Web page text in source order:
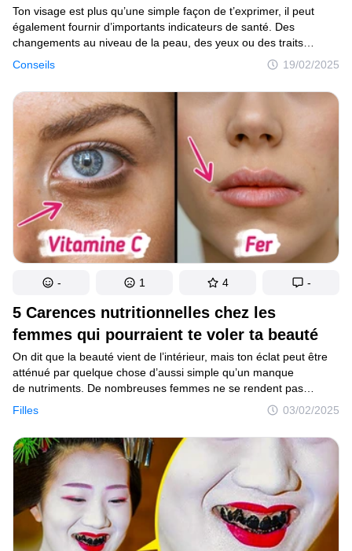
Conseils 19/02/2025
Ton visage est plus qu’une simple façon de t’exprimer, il peut
également fournir d’importants indicateurs de santé. Des
changements au niveau de la peau, des yeux ou des traits
du visage peuvent signaler des problèmes de santé sous-jacents.
En prêtant attention à ces signes, tu peux repérer rapidement
des affections potentielles, ce qui t’offre une occasion précieuse
de poser un diagnostic et de recevoir un traitement.
5 Carences nutritionnelles chez les
femmes qui pourraient te voler ta beauté
Filles 03/02/2025
On dit que la beauté vient de l’intérieur, mais ton éclat peut être
atténué par quelque chose d’aussi simple qu’un manque
de nutriments. De nombreuses femmes ne se rendent pas
compte que des carences courantes peuvent saboter leur peau,
leurs cheveux et leurs ongles sans qu’elles le sachent.
- 1 4 -